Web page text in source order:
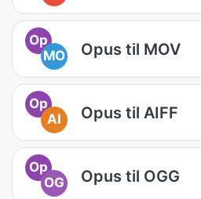
Op
MO
Opus til MOV
Op
AI
Opus til AIFF
Op
OG
Opus til OGG